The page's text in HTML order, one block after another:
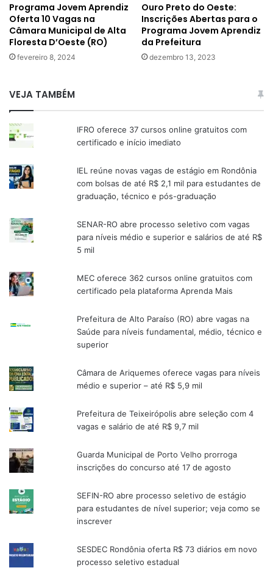
Programa Jovem Aprendiz
Oferta 10 Vagas na
Câmara Municipal de Alta
Floresta D’Oeste (RO)
fevereiro 8, 2024
Ouro Preto do Oeste:
Inscrições Abertas para o
Programa Jovem Aprendiz
da Prefeitura
dezembro 13, 2023
VEJA TAMBÉM
IFRO oferece 37 cursos online gratuitos com
certificado e início imediato
IEL reúne novas vagas de estágio em Rondônia
com bolsas de até R$ 2,1 mil para estudantes de
graduação, técnico e pós-graduação
SENAR-RO abre processo seletivo com vagas
para níveis médio e superior e salários de até R$
5 mil
MEC oferece 362 cursos online gratuitos com
certificado pela plataforma Aprenda Mais
Prefeitura de Alto Paraíso (RO) abre vagas na
Saúde para níveis fundamental, médio, técnico e
superior
Câmara de Ariquemes oferece vagas para níveis
médio e superior – até R$ 5,9 mil
Prefeitura de Teixeirópolis abre seleção com 4
vagas e salário de até R$ 9,7 mil
Guarda Municipal de Porto Velho prorroga
inscrições do concurso até 17 de agosto
SEFIN-RO abre processo seletivo de estágio
para estudantes de nível superior; veja como se
inscrever
SESDEC Rondônia oferta R$ 73 diários em novo
processo seletivo estadual